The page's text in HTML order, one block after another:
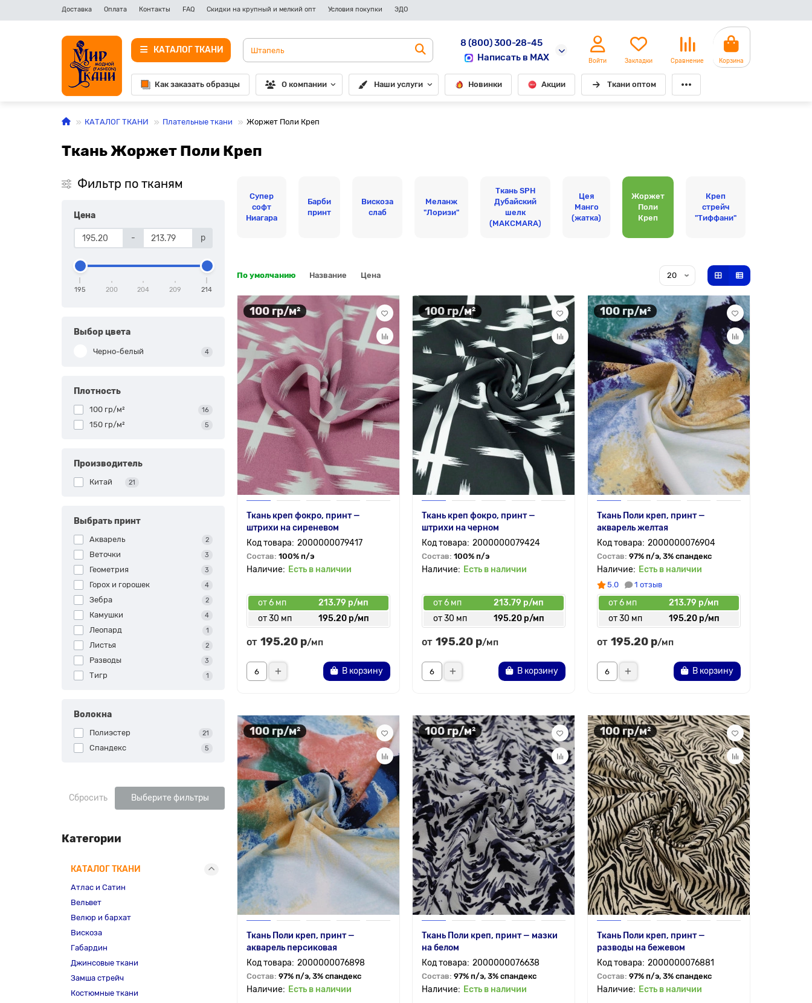
Доставка Оплата Контакты FAQ Скидки на крупный и мелкий опт Условия покупки ЭДО
КАТАЛОГ ТКАНИ
8 (800) 300-28-45
Написать в MAX
Войти Закладки Сравнение Корзина
Как заказать образцы О компании Наши услуги Новинки Акции Ткани оптом
КАТАЛОГ ТКАНИ Плательные ткани Жоржет Поли Креп
Ткань Жоржет Поли Креп
Фильтр по тканям
Цена
- р
195 200 204 209 214
Выбор цвета
Черно-белый 4
Плотность
100 гр/м² 16
150 гр/м² 5
Производитель
Китай 21
Выбрать принт
Акварель 2
Веточки 3
Геометрия 3
Горох и горошек 4
Зебра 2
Камушки 4
Леопард 1
Листья 2
Разводы 3
Тигр 1
Волокна
Полиэстер 21
Спандекс 5
Сбросить Выберите фильтры
Категории
КАТАЛОГ ТКАНИ
Атлас и Сатин
Вельвет
Велюр и бархат
Вискоза
Габардин
Джинсовые ткани
Замша стрейч
Костюмные ткани
Супер
софт
Ниагара
Барби
принт
Вискоза
слаб
Меланж
"Лоризи"
Ткань SPH
Дубайский
шелк
(МАКСМАRА)
Цея
Манго
(жатка)
Жоржет
Поли
Креп
Креп
стрейч
"Тиффани"
По умолчанию Название Цена
100 гр/м²
Ткань креп фокро, принт —
штрихи на сиреневом
2000000079417
Состав: 100% п/э
Есть в наличии
от 6 мп
213.79 р/мп
от 30 мп
195.20 р/мп
от 195.20 р/мп
В корзину
100 гр/м²
Ткань креп фокро, принт —
штрихи на черном
2000000079424
Состав: 100% п/э
Есть в наличии
от 6 мп
213.79 р/мп
от 30 мп
195.20 р/мп
от 195.20 р/мп
В корзину
100 гр/м²
Ткань Поли креп, принт —
акварель желтая
2000000076904
Состав: 97% п/э, 3% спандекс
Есть в наличии
5.0 1 отзыв
от 6 мп
213.79 р/мп
от 30 мп
195.20 р/мп
от 195.20 р/мп
В корзину
100 гр/м²
Ткань Поли креп, принт —
акварель персиковая
2000000076898
Состав: 97% п/э, 3% спандекс
Есть в наличии
100 гр/м²
Ткань Поли креп, принт — мазки
на белом
2000000076638
Состав: 97% п/э, 3% спандекс
Есть в наличии
100 гр/м²
Ткань Поли креп, принт —
разводы на бежевом
2000000076881
Состав: 97% п/э, 3% спандекс
Есть в наличии